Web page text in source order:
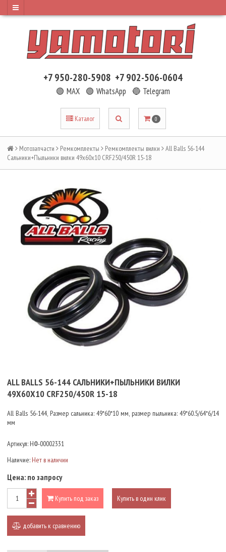
+7 950-280-5908 +7 902-506-0604
🟢 MAX 🟢 WhatsApp 🔵 Telegram
Каталог 0
Мотозапчасти Ремкомплекты Ремкомплекты вилки
All Balls 56-144
Сальники+Пыльники вилки 49x60x10 CRF250/450R 15-18
ALL BALLS 56-144 САЛЬНИКИ+ПЫЛЬНИКИ ВИЛКИ
49X60X10 CRF250/450R 15-18
All Balls 56-144, Размер сальника: 49*60*10 мм, размер пыльника: 49*60.5/64*6/14
мм
Артикул: НФ-00002331
Наличие: Нет в наличии
Цена: по запросу
Купить под заказ Купить в один клик
добавить к сравнению